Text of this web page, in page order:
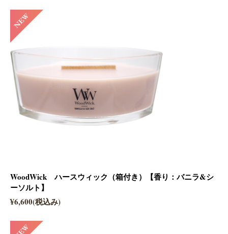
WoodWick ハースウィック（箱付き）【香り：バニラ&シ
ーソルト】
¥6,600(税込み)